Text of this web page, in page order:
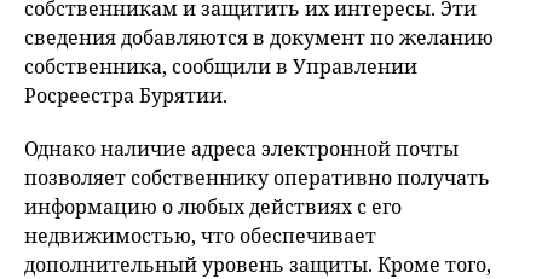
собственникам и защитить их интересы. Эти
сведения добавляются в документ по желанию
собственника, сообщили в Управлении
Росреестра Бурятии.
Однако наличие адреса электронной почты
позволяет собственнику оперативно получать
информацию о любых действиях с его
недвижимостью, что обеспечивает
дополнительный уровень защиты. Кроме того,